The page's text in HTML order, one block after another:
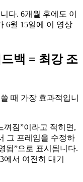
다. 6개월 후에도 이
6월 15일에 이 영상
백 = 최강 조
때 가장 효과적입니
껴짐”이라고 적히면,
그 프레임을 수정하
됨”으로 표시됩니다.
서 여전히 대기